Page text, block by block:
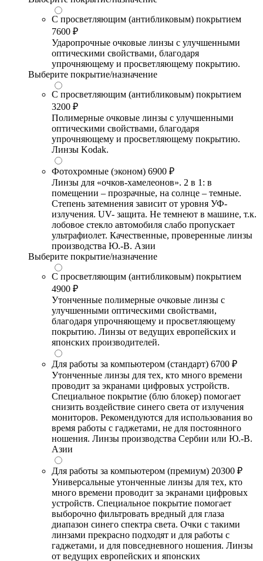
С просветляющим (антибликовым) покрытием
7600 ₽
Ударопрочные очковые линзы с улучшенными
оптическими свойствами, благодаря
упрочняющему и просветляющему покрытию.
Выберите покрытие/назначение
С просветляющим (антибликовым) покрытием
3200 ₽
Полимерные очковые линзы с улучшенными
оптическими свойствами, благодаря
упрочняющему и просветляющему покрытию.
Линзы Kodak.
Фотохромные (эконом) 6900 ₽
Линзы для «очков-хамелеонов». 2 в 1: в
помещении – прозрачные, на солнце – темные.
Степень затемнения зависит от уровня УФ-
излучения. UV- защита. Не темнеют в машине, т.к.
лобовое стекло автомобиля слабо пропускает
ультрафиолет. Качественные, проверенные линзы
производства Ю.-В. Азии
Выберите покрытие/назначение
С просветляющим (антибликовым) покрытием
4900 ₽
Утонченные полимерные очковые линзы с
улучшенными оптическими свойствами,
благодаря упрочняющему и просветляющему
покрытию. Линзы от ведущих европейских и
японских производителей.
Для работы за компьютером (стандарт) 6700 ₽
Утонченные линзы для тех, кто много времени
проводит за экранами цифровых устройств.
Специальное покрытие (блю блокер) помогает
снизить воздействие синего света от излучения
мониторов. Рекомендуются для использования во
время работы с гаджетами, не для постоянного
ношения. Линзы производства Сербии или Ю.-В.
Азии
Для работы за компьютером (премиум) 20300 ₽
Универсальные утонченные линзы для тех, кто
много времени проводит за экранами цифровых
устройств. Специальное покрытие помогает
выборочно фильтровать вредный для глаза
диапазон синего спектра света. Очки с такими
линзами прекрасно подходят и для работы с
гаджетами, и для повседневного ношения. Линзы
от ведущих европейских и японских